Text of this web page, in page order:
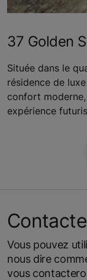
37 Golden
Située dans le
résidence de
confort
expérience
Vous pouvez
nous dire
vous